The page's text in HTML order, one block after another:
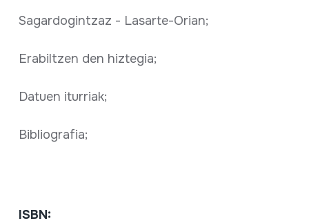
Sagardogintzaz - Lasarte-Orian;
Erabiltzen den hiztegia;
Datuen iturriak;
Bibliografia;
ISBN: